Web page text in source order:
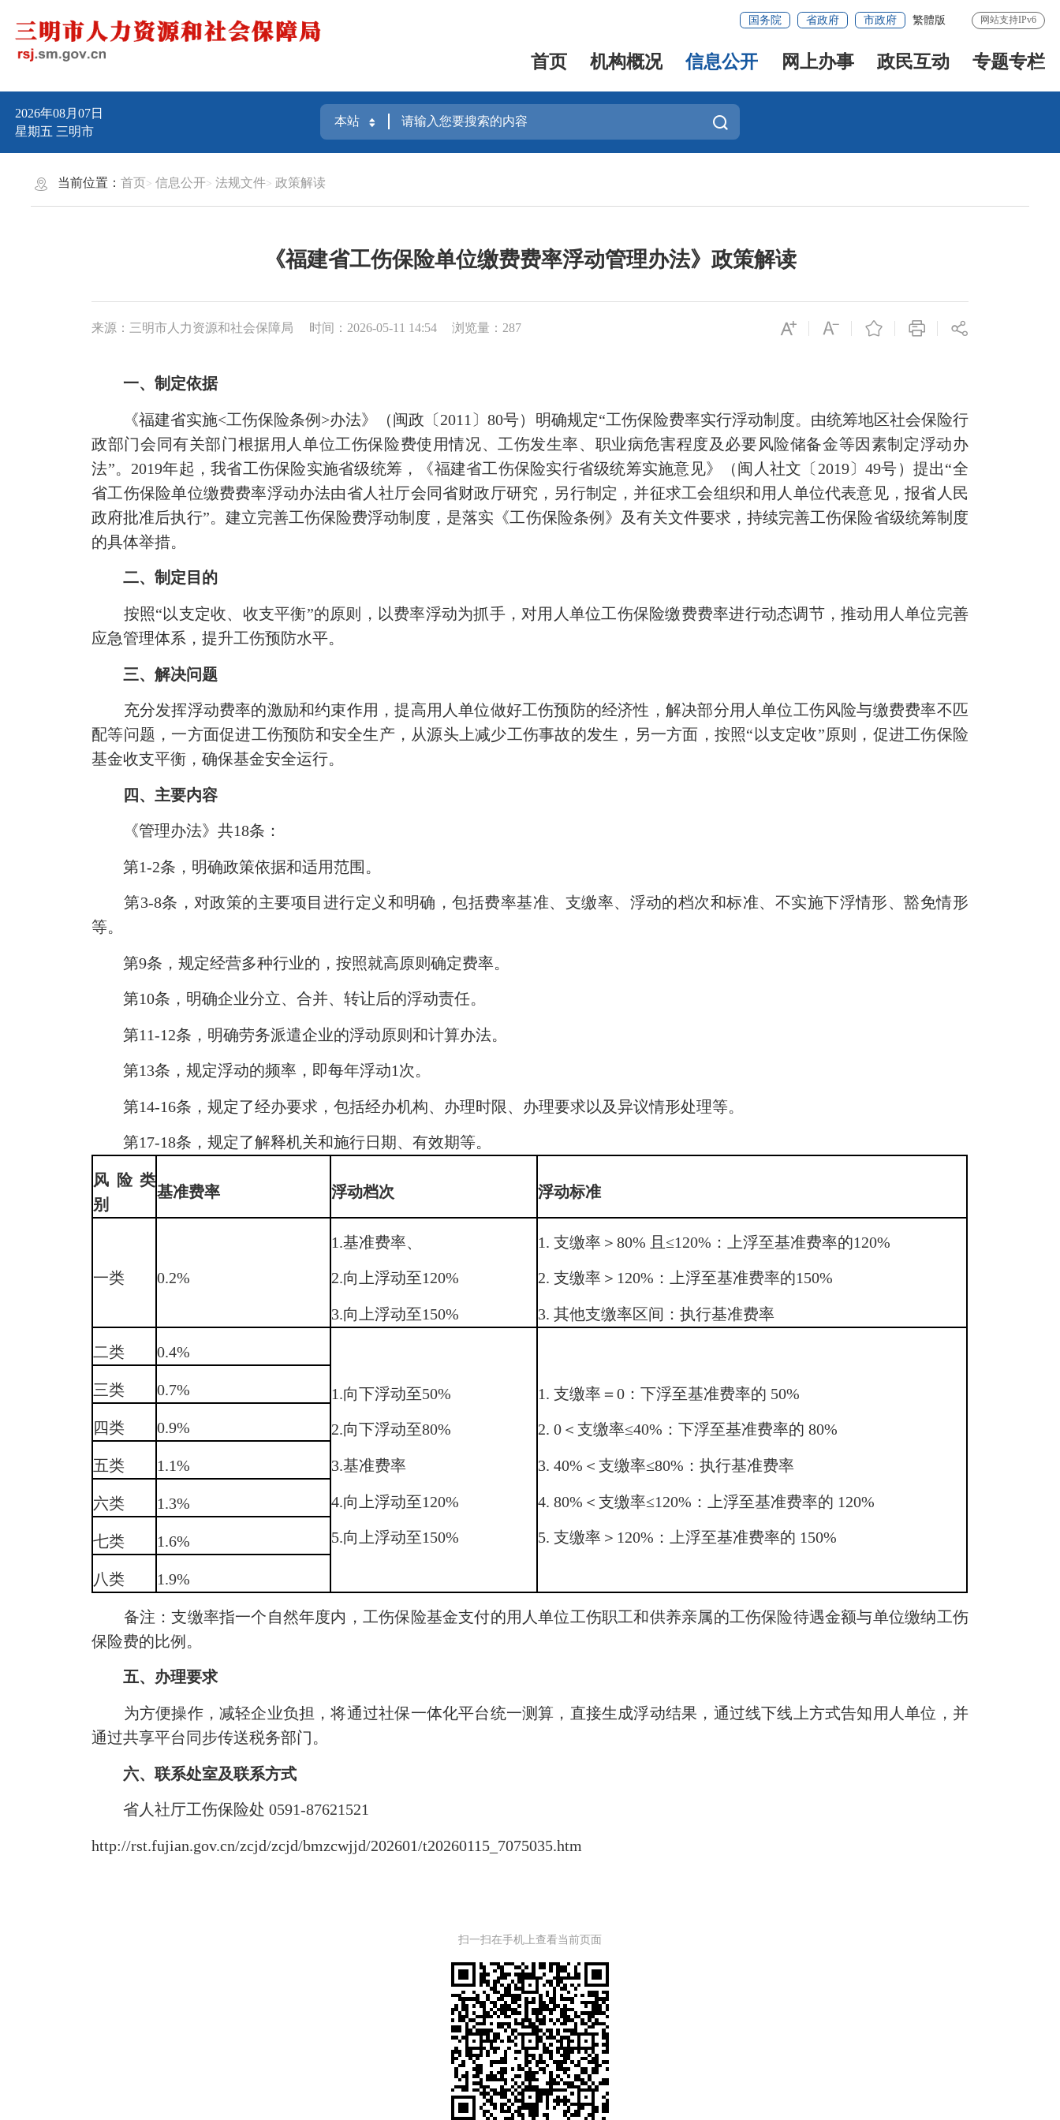
国务院 省政府 市政府 繁體版 网站支持IPv6
首页 机构概况 信息公开 网上办事 政民互动 专题专栏
2026年08月07日
星期五 三明市
当前位置：首页 信息公开 法规文件 政策解读
《福建省工伤保险单位缴费费率浮动管理办法》政策解读
来源：三明市人力资源和社会保障局 时间：2026-05-11 14:54 浏览量：287
一、制定依据
《福建省实施<工伤保险条例>办法》（闽政〔2011〕80号）明确规定“工伤保险费率实行浮动制度。由统筹地区社会保险行
政部门会同有关部门根据用人单位工伤保险费使用情况、工伤发生率、职业病危害程度及必要风险储备金等因素制定浮动办
法”。2019年起，我省工伤保险实施省级统筹，《福建省工伤保险实行省级统筹实施意见》（闽人社文〔2019〕49号）提出“全
省工伤保险单位缴费费率浮动办法由省人社厅会同省财政厅研究，另行制定，并征求工会组织和用人单位代表意见，报省人民
政府批准后执行”。建立完善工伤保险费浮动制度，是落实《工伤保险条例》及有关文件要求，持续完善工伤保险省级统筹制度
的具体举措。
二、制定目的
按照“以支定收、收支平衡”的原则，以费率浮动为抓手，对用人单位工伤保险缴费费率进行动态调节，推动用人单位完善
应急管理体系，提升工伤预防水平。
三、解决问题
充分发挥浮动费率的激励和约束作用，提高用人单位做好工伤预防的经济性，解决部分用人单位工伤风险与缴费费率不匹
配等问题，一方面促进工伤预防和安全生产，从源头上减少工伤事故的发生，另一方面，按照“以支定收”原则，促进工伤保险
基金收支平衡，确保基金安全运行。
四、主要内容
《管理办法》共18条：
第1-2条，明确政策依据和适用范围。
第3-8条，对政策的主要项目进行定义和明确，包括费率基准、支缴率、浮动的档次和标准、不实施下浮情形、豁免情形
等。
第9条，规定经营多种行业的，按照就高原则确定费率。
第10条，明确企业分立、合并、转让后的浮动责任。
第11-12条，明确劳务派遣企业的浮动原则和计算办法。
第13条，规定浮动的频率，即每年浮动1次。
第14-16条，规定了经办要求，包括经办机构、办理时限、办理要求以及异议情形处理等。
第17-18条，规定了解释机关和施行日期、有效期等。
风险类
别
基准费率 浮动档次 浮动标准
一类 0.2%
1.基准费率、
2.向上浮动至120%
3.向上浮动至150%
1. 支缴率＞80% 且≤120%：上浮至基准费率的120%
2. 支缴率＞120%：上浮至基准费率的150%
3. 其他支缴率区间：执行基准费率
二类 0.4%
1.向下浮动至50%
2.向下浮动至80%
3.基准费率
4.向上浮动至120%
5.向上浮动至150%
1. 支缴率＝0：下浮至基准费率的 50%
2. 0＜支缴率≤40%：下浮至基准费率的 80%
3. 40%＜支缴率≤80%：执行基准费率
4. 80%＜支缴率≤120%：上浮至基准费率的 120%
5. 支缴率＞120%：上浮至基准费率的 150%
三类 0.7%
四类 0.9%
五类 1.1%
六类 1.3%
七类 1.6%
八类 1.9%
备注：支缴率指一个自然年度内，工伤保险基金支付的用人单位工伤职工和供养亲属的工伤保险待遇金额与单位缴纳工伤
保险费的比例。
五、办理要求
为方便操作，减轻企业负担，将通过社保一体化平台统一测算，直接生成浮动结果，通过线下线上方式告知用人单位，并
通过共享平台同步传送税务部门。
六、联系处室及联系方式
省人社厅工伤保险处 0591-87621521
http://rst.fujian.gov.cn/zcjd/zcjd/bmzcwjjd/202601/t20260115_7075035.htm
扫一扫在手机上查看当前页面